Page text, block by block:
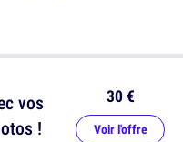
vos
!
30 €
Voir l'offre